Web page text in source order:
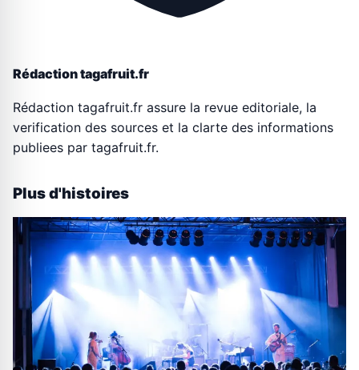
Rédaction tagafruit.fr
Rédaction tagafruit.fr assure la revue editoriale, la
verification des sources et la clarte des informations
publiees par tagafruit.fr.
Plus d'histoires